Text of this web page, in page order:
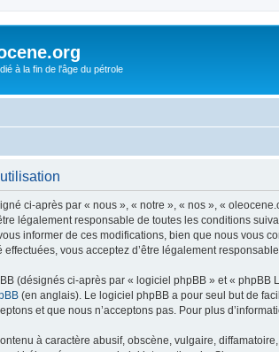
à la fin de l'âge du pétrole
ci-après par « nous », « notre », « nos », «
légalement responsable de toutes les conditions
informer de ces modifications, bien que nous vous
vous acceptez d’être légalement
(désignés ci-après par « logiciel phpBB » et «
(en anglais). Le logiciel phpBB a pour seul but de
et que nous n’acceptons pas. Pour plus
à caractère abusif, obscène, vulgaire,